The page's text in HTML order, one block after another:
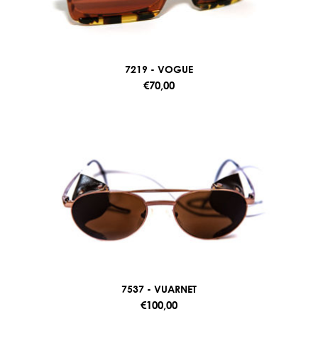
7219 - VOGUE
€70,00
7537 - VUARNET
€100,00